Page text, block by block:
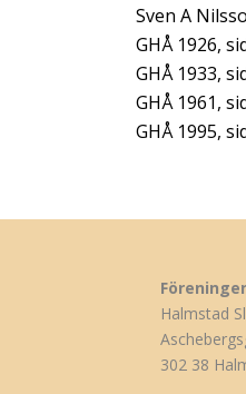
Sven A
GHÅ 1926,
GHÅ 1933,
GHÅ 1961,
GHÅ 1995,
Halmstad
302 38